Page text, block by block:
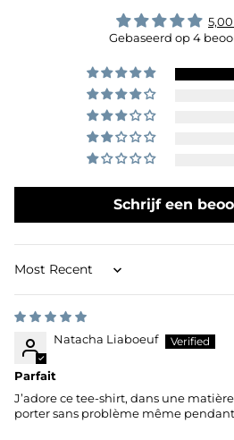
Gebaseerd op 4
Schrijf een
Sort by
Natacha Liaboeuf
Parfait
J’adore ce tee-shirt, dans une
porter sans problème même